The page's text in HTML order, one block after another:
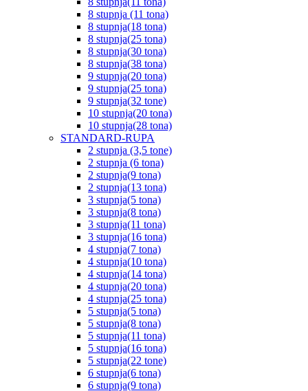
8 stupnja (11 tona)
8 stupnja(18 tona)
8 stupnja(25 tona)
8 stupnja(30 tona)
8 stupnja(38 tona)
9 stupnja(20 tona)
9 stupnja(25 tona)
9 stupnja(32 tone)
10 stupnja(20 tona)
10 stupnja(28 tona)
STANDARD-RUPA
2 stupnja (3,5 tone)
2 stupnja (6 tona)
2 stupnja(9 tona)
2 stupnja(13 tona)
3 stupnja(5 tona)
3 stupnja(8 tona)
3 stupnja(11 tona)
3 stupnja(16 tona)
4 stupnja(7 tona)
4 stupnja(10 tona)
4 stupnja(14 tona)
4 stupnja(20 tona)
4 stupnja(25 tona)
5 stupnja(5 tona)
5 stupnja(8 tona)
5 stupnja(11 tona)
5 stupnja(16 tona)
5 stupnja(22 tone)
6 stupnja(6 tona)
6 stupnja(9 tona)